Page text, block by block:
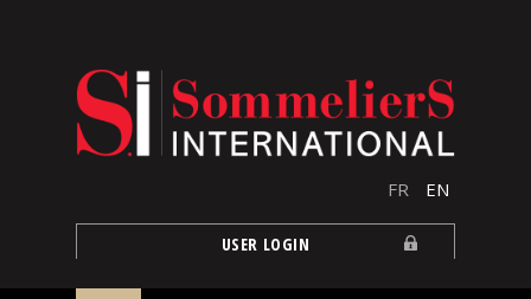
FR EN
USER LOGIN